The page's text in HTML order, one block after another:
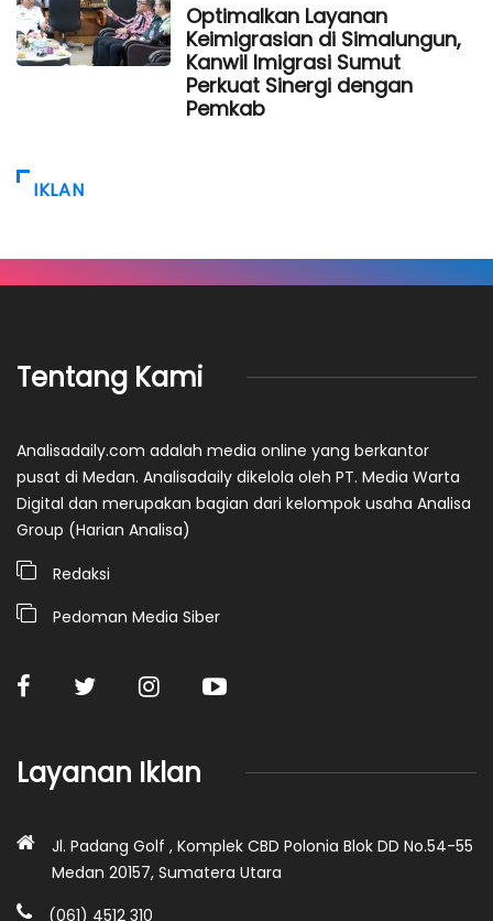
Optimalkan Layanan
Keimigrasian di Simalungun,
Kanwil Imigrasi Sumut
Perkuat Sinergi dengan
Pemkab
IKLAN
Tentang Kami
Analisadaily.com adalah media online yang berkantor
pusat di Medan. Analisadaily dikelola oleh PT. Media Warta
Digital dan merupakan bagian dari kelompok usaha Analisa
Group (Harian Analisa)
Redaksi
Pedoman Media Siber
Layanan Iklan
Jl. Padang Golf , Komplek CBD Polonia Blok DD No.54-55
Medan 20157, Sumatera Utara
(061) 4512 310